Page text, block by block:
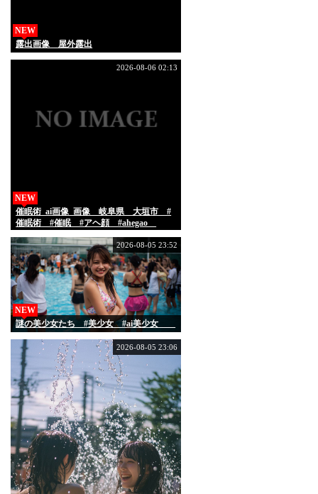
露出画像 屋外露出
NEW
催眠術_ai画像_画像 岐阜県 大垣市 #
催眠術 #催眠 #アヘ顔 #ahegao
NEW
2026-08-06 02:13
謎の美少女たち #美少女 #ai美少女
NEW
2026-08-05 23:52
2026-08-05 23:06